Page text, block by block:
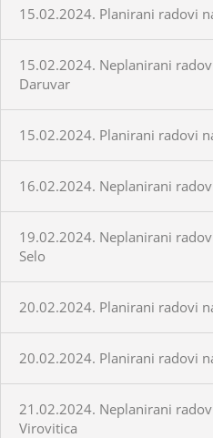
15.02.2024. Planirani radovi
15.02.2024. Neplanirani
Daruvar
15.02.2024. Planirani radovi
16.02.2024. Neplanirani
19.02.2024. Neplanirani
Selo
20.02.2024. Planirani radovi
20.02.2024. Planirani radovi
21.02.2024. Neplanirani
Virovitica